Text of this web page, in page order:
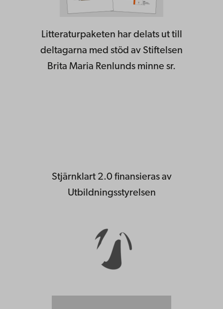
Litteraturpaketen har delats ut till
deltagarna med stöd av Stiftelsen
Brita Maria Renlunds minne sr.
Stjärnklart 2.0 finansieras av
Utbildningsstyrelsen